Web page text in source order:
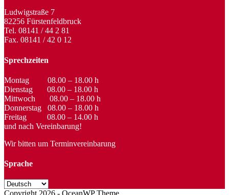
Ludwigstraße 7
82256 Fürstenfeldbruck
Tel. 08141 / 44 2 81
Fax. 08141 / 42 0 12
Sprechzeiten
Montag 08.00 – 18.00 h
Dienstag 08.00 – 18.00 h
Mittwoch 08.00 – 18.00 h
Donnerstag 08.00 – 18.00 h
Freitag 08.00 – 14.00 h
und nach Vereinbarung!
Wir bitten um Terminvereinbarung
Sprache